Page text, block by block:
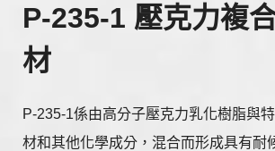
P-235-1 壓克力複
材
P-235-1係由高分子壓克力乳化樹脂與
材和其他化學成分，混合而形成具有耐